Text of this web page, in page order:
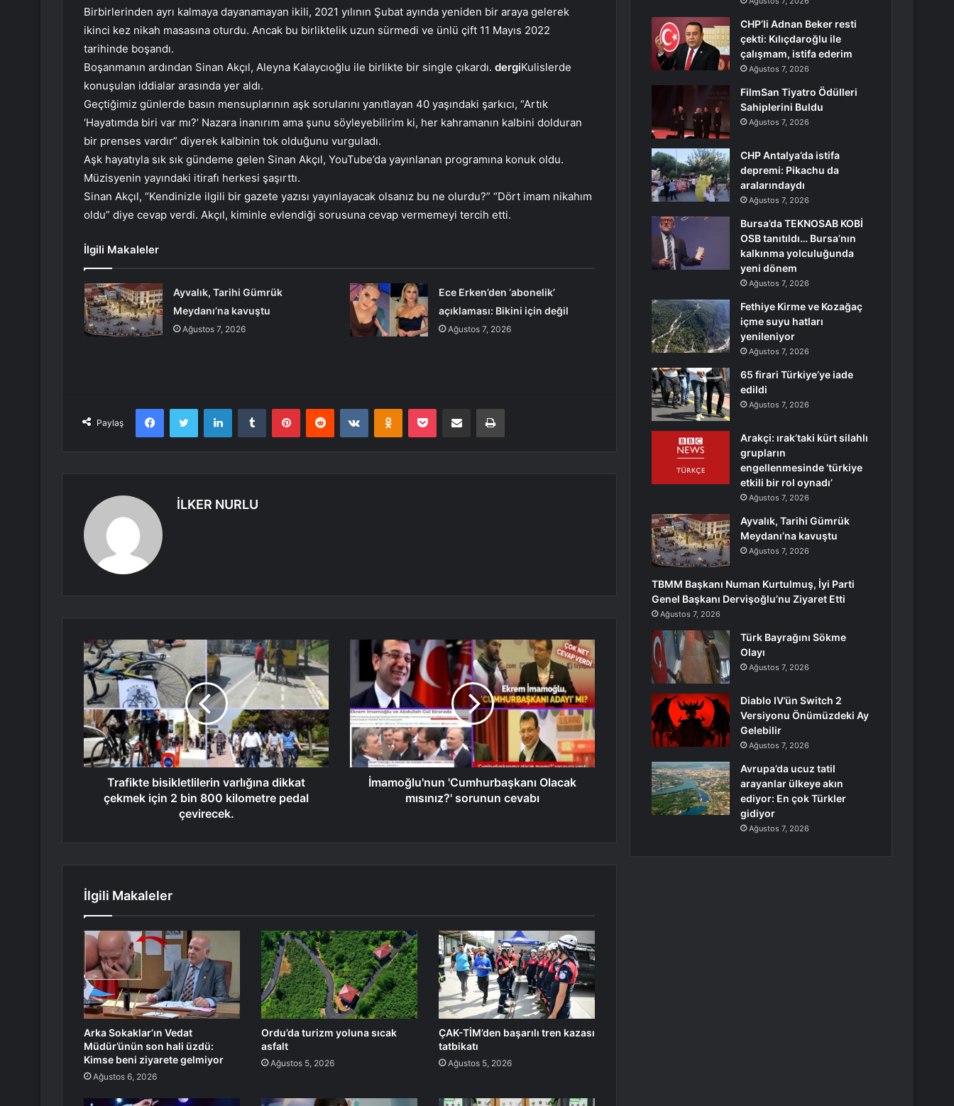
Birbirlerinden ayrı kalmaya dayanamayan ikili, 2021 yılının Şubat ayında yeniden bir araya gelerek
ikinci kez nikah masasına oturdu. Ancak bu birliktelik uzun sürmedi ve ünlü çift 11 Mayıs 2022
tarihinde boşandı.
Boşanmanın ardından Sinan Akçıl, Aleyna Kalaycıoğlu ile birlikte bir single çıkardı. dergiKulislerde
konuşulan iddialar arasında yer aldı.
Geçtiğimiz günlerde basın mensuplarının aşk sorularını yanıtlayan 40 yaşındaki şarkıcı, “Artık
‘Hayatımda biri var mı?’ Nazara inanırım ama şunu söyleyebilirim ki, her kahramanın kalbini dolduran
bir prenses vardır” diyerek kalbinin tok olduğunu vurguladı.
Aşk hayatıyla sık sık gündeme gelen Sinan Akçıl, YouTube’da yayınlanan programına konuk oldu.
Müzisyenin yayındaki itirafı herkesi şaşırttı.
Sinan Akçıl, “Kendinizle ilgili bir gazete yazısı yayınlayacak olsanız bu ne olurdu?” “Dört imam nikahım
oldu” diye cevap verdi. Akçıl, kiminle evlendiği sorusuna cevap vermemeyi tercih etti.
İlgili Makaleler
Ayvalık, Tarihi Gümrük
Meydanı’na kavuştu
Ağustos 7, 2026
Ece Erken’den ‘abonelik’
açıklaması: Bikini için değil
Ağustos 7, 2026
Paylaş
FacebookTwitter LinkedInTumblr PinterestReddit VKontakteOdnoklassniki
Pocket E-Posta ile paylaş Yazdır
İLKER NURLU
Trafikte bisikletlilerin varlığına dikkat
çekmek için 2 bin 800 kilometre pedal
çevirecek.
İmamoğlu'nun 'Cumhurbaşkanı Olacak
mısınız?' sorunun cevabı
İlgili Makaleler
Arka Sokaklar’ın Vedat
Müdür’ünün son hali üzdü:
Kimse beni ziyarete gelmiyor
Ağustos 6, 2026
Ordu’da turizm yoluna sıcak
asfalt
Ağustos 5, 2026
ÇAK-TİM’den başarılı tren kazası
tatbikatı
Ağustos 5, 2026
CHP’li Adnan Beker resti
çekti: Kılıçdaroğlu ile
çalışmam, istifa ederim
Ağustos 7, 2026
FilmSan Tiyatro Ödülleri
Sahiplerini Buldu
Ağustos 7, 2026
CHP Antalya’da istifa
depremi: Pikachu da
aralarındaydı
Ağustos 7, 2026
Bursa’da TEKNOSAB KOBİ
OSB tanıtıldı… Bursa’nın
kalkınma yolculuğunda
yeni dönem
Ağustos 7, 2026
Fethiye Kirme ve Kozağaç
içme suyu hatları
yenileniyor
Ağustos 7, 2026
65 firari Türkiye’ye iade
edildi
Ağustos 7, 2026
Arakçi: ırak’taki kürt silahlı
grupların
engellenmesinde ‘türkiye
etkili bir rol oynadı’
Ağustos 7, 2026
Ayvalık, Tarihi Gümrük
Meydanı’na kavuştu
Ağustos 7, 2026
TBMM Başkanı Numan Kurtulmuş, İyi Parti
Genel Başkanı Dervişoğlu’nu Ziyaret Etti
Ağustos 7, 2026
Türk Bayrağını Sökme
Olayı
Ağustos 7, 2026
Diablo IV’ün Switch 2
Versiyonu Önümüzdeki Ay
Gelebilir
Ağustos 7, 2026
Avrupa’da ucuz tatil
arayanlar ülkeye akın
ediyor: En çok Türkler
gidiyor
Ağustos 7, 2026